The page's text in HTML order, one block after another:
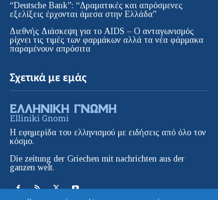
“Deutsche Bank”: “Δραματικές και απρόσμενες
εξελίξεις έρχονται άμεσα στην Ελλάδα”
Διεθνής Διάσκεψη για το AIDS – Ο ανταγωνισμός
ρίχνει τις τιμές των φαρμάκων αλλά τα νέα φάρμακα
παραμένουν απρόσιτα
Σχετικά με εμάς
Η εφημερίδα του ελληνισμού με ειδήσεις από όλο τον
κόσμο.
Die zeitung der Griechen mit nachrichten aus der
ganzen welt.